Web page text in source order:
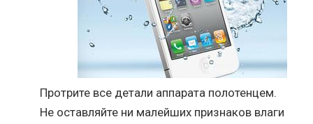
Протрите все детали аппарата полотенцем.
Не оставляйте ни малейших признаков влаги